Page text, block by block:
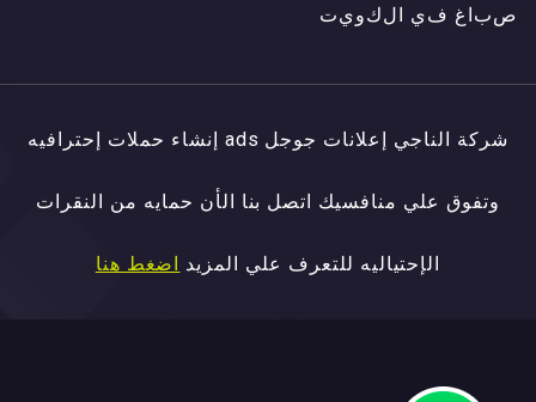
صباغ ف ي ا لكويت
شركة الناجي إعلانات جوجل ads إنشاء حملات إحترافيه
وتفوق علي منافسيك اتصل بنا الأن حمايه من النقرات
الإحتياليه للتعرف علي المزيداضغط هنا